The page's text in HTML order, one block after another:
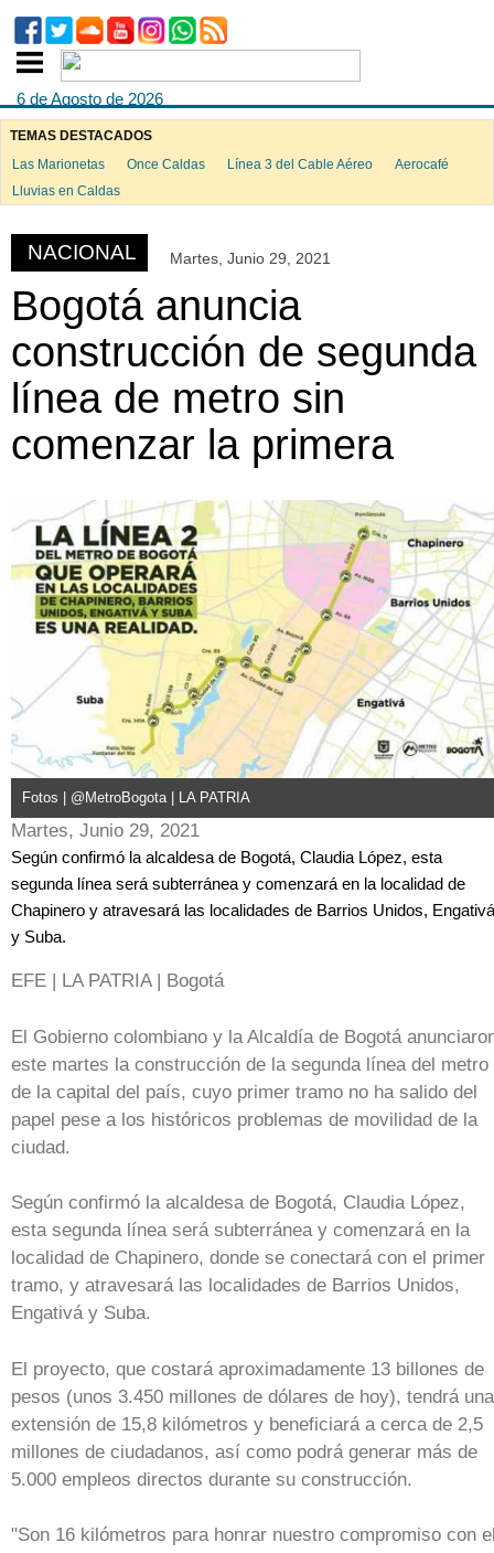
6 de Agosto de 2026
TEMAS DESTACADOS
Las Marionetas
Once Caldas Línea 3 del Cable Aéreo
Aerocafé
Lluvias en Caldas
NACIONAL Martes, Junio 29, 2021
Bogotá anuncia
construcción de segunda
línea de metro sin
comenzar la primera
Fotos | @MetroBogota | LA PATRIA
Martes, Junio 29, 2021
Según confirmó la alcaldesa de Bogotá, Claudia López, esta
segunda línea será subterránea y comenzará en la localidad de
Chapinero y atravesará las localidades de Barrios Unidos, Engativá
y Suba.
EFE | LA PATRIA | Bogotá
El Gobierno colombiano y la Alcaldía de Bogotá
este martes la construcción de la segunda línea del metro
de la capital del país, cuyo primer tramo no ha salido del
papel pese a los históricos problemas de movilidad de la
ciudad.
Según confirmó la alcaldesa de Bogotá, Claudia López,
esta segunda línea será subterránea y comenzará en la
localidad de Chapinero, donde se conectará con el primer
tramo, y atravesará las localidades de Barrios Unidos,
Engativá y Suba.
El proyecto, que costará aproximadamente 13 billones de
pesos (unos 3.450 millones de dólares de hoy), tendrá una
extensión de 15,8 kilómetros y beneficiará a cerca de 2,5
millones de ciudadanos, así como podrá generar más de
5.000 empleos directos durante su construcción.
"Son 16 kilómetros para honrar nuestro compromiso con